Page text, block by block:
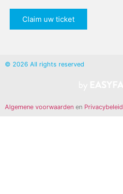
Claim uw ticket
© 2026 All rights reserved
Algemene voorwaarden en Privacybeleid